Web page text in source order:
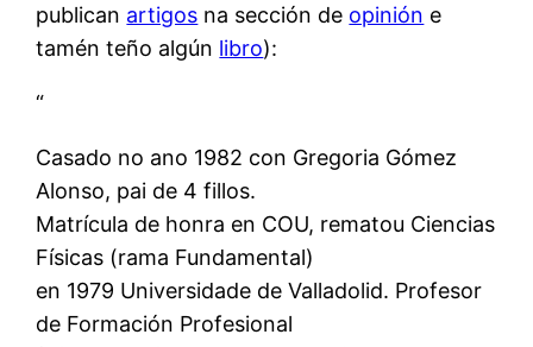
publican artigos na sección de opinión e
tamén teño algún libro):
“
Casado no ano 1982 con Gregoria Gómez
Alonso, pai de 4 fillos.
Matrícula de honra en COU, rematou Ciencias
Físicas (rama Fundamental)
en 1979 Universidade de Valladolid. Profesor
de Formación Profesional